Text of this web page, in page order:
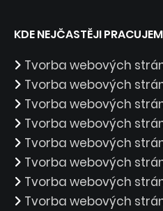
KDE NEJČASTĚJI
Tvorba webových
Tvorba webových
Tvorba webových
Tvorba webových
Tvorba webových
Tvorba webových
Tvorba webových
Tvorba webových